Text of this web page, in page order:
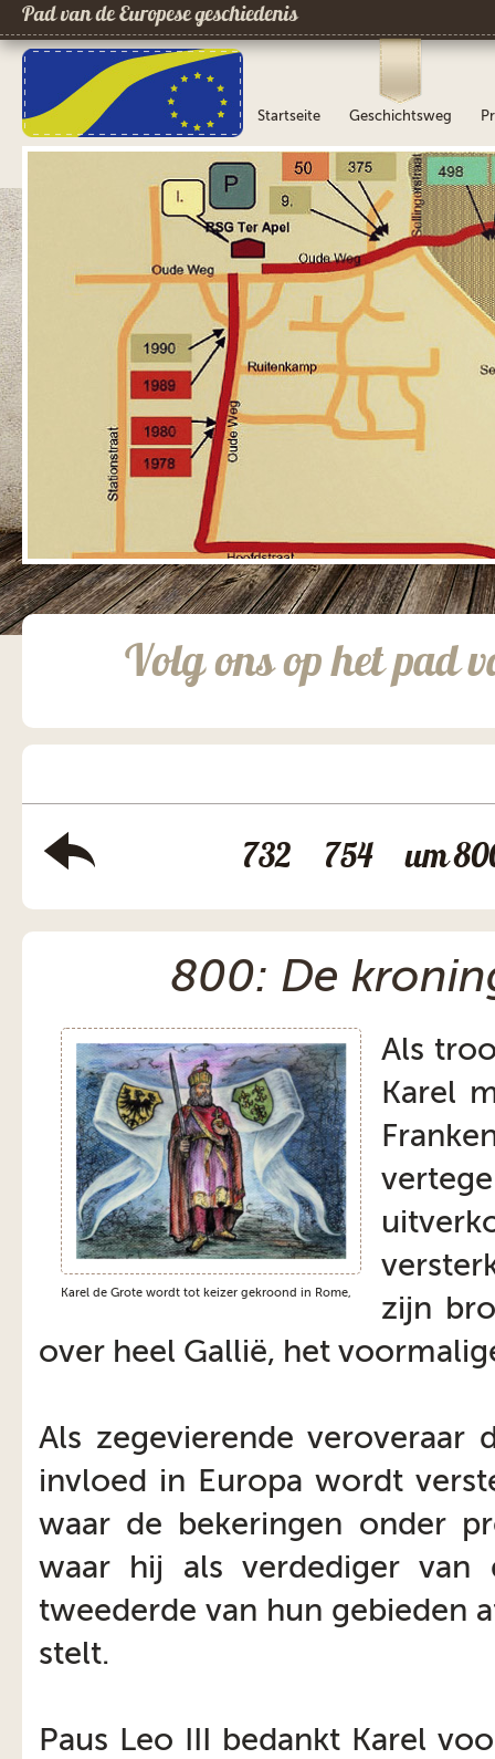
Pad van de Europese geschiedenis
Startseite Geschichtsweg
Volg ons op het pad
732 754 um
800: De
Karel de Grote wordt tot keizer gekroond in Rome,
Als
Karel
zijn
over heel Gallië, het
Als zegevierende
invloed in Europa wordt
waar de bekeringen onder
waar hij als verdediger van
tweederde van hun gebieden
stelt.
Paus Leo III bedankt Karel